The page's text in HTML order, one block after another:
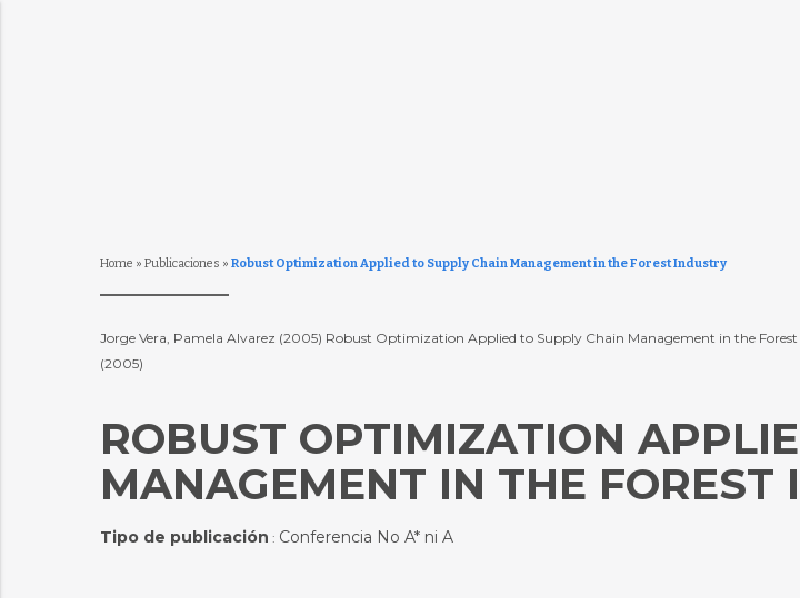
Home » Publicaciones » Robust Optimization Applied to Supply Chain Management in the Forest Industry
Jorge Vera, Pamela Alvarez (2005) Robust Optimization Applied to Supply Chain Management in the
(2005)
ROBUST OPTIMIZATION
MANAGEMENT IN THE FOREST
Tipo de publicación : Conferencia No A* ni A